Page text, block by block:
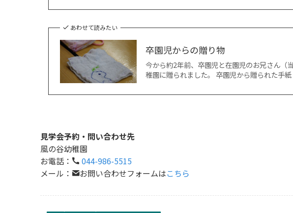
あわせて読みたい
卒園児からの贈り物
今から約2年前、卒園児と在園児のお兄さん（
稚園に贈られました。 卒園児から贈られた
見学会予約・問い合わせ先
風の谷幼稚園
お電話：
044-986-5515
メール：
お問い合わせフォームはこちら